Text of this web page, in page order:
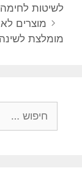
פוסטים
לשיטות
מוצרים
מומלצת